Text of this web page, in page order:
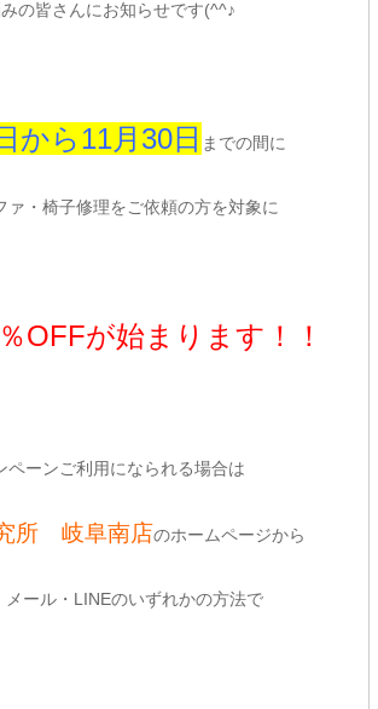
の皆さんにお知らせです(^^♪
から11月30日 までの間に
ァ・椅子修理をご依頼の方を対象に
OFFが始まります！！
ペーンご利用になられる場合は
所 岐阜南店のホームページから
メール・LINEのいずれかの方法で